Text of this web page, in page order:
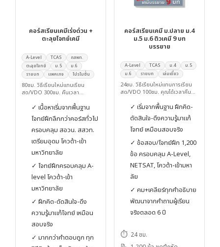
คอร์สเรียนเคมีเร่งด่วน +
ตะลุยโจทย์เคมี
A-Level TCAS
กสพท.
ตะลุยโจทย์
ม.5
ม.6
รายบท
แพคเกจ โปรโมชั่น
80ชม. วิธีเรียนใหม่แทนเรียน
สด/VDO 300ชม. คืนเวลา
✓ เนื้อหาเริ่มจากพื้นฐาน
โจทย์ฝึกลึกกว่าคอร์สทั่วไป
ครอบคลุม สอวน. สสวท.
เตรียมอุดม โควต้า-เข้า
มหาวิทยาลัย
✓ โจทย์ฝึกครอบคลุม A-
level โควต้า-เข้า
มหาวิทยาลัย
✓ ฝึกคิด-ตัดสินใจ-ดึง
ความรู้มาแก้โจทย์ เหมือน
สอบจริง
✓ มากกว่าคำตอบถูก ทุก
คอร์สเรียนเคมี ม.ปลาย ม.4
ม.5 ม.6 ติวเคมี 9 บท
บรรยาย
A-Level TCAS ม.4
ม.5
ม.6
รายบท เล่มเดี่ยว
24ชม. วิธีเรียนใหม่แทนการเรียน
สด/VDO 100ชม. คุณได้เวลาคืน
✓ เริ่มจากพื้นฐาน ฝึกคิด-
ตัดสินใจ-ดึงความรู้มาแก้
โจทย์ เหมือนสอบจริง
✓ ข้อสอบ/โจทย์ฝึก 1,200
ข้อ ครอบคลุม A-Level,
NETSAT, โควต้า-เข้ามหา
ลัย
✓ คม+เคลียร์ทุกคำอธิบาย
พัฒนาจากคำถามผู้เรียน
จริงตลอด 6 ปี
⏱️ 24 ชม.